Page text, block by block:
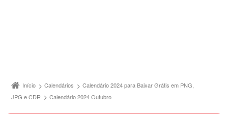
Início Calendários
Calendário 2024 para Baixar Grátis em PNG,
JPG e CDR
Calendário 2024 Outubro